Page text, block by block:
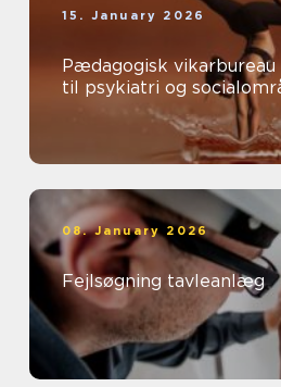
15. January 2026
Pædagogisk vikarbureau fleksibel støtte
til psykiatri og
08. January 2026
Fejlsøgning tavleanlæg